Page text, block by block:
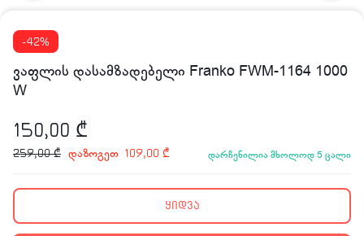
-42%
ვაფლის დასამზადებელი Franko FWM-1164 1000
W
150,00 ₾
259,00₾ დაზოგეთ 109,00 ₾ დარჩენილია მხოლოდ 5 ცალი
ყიდვა